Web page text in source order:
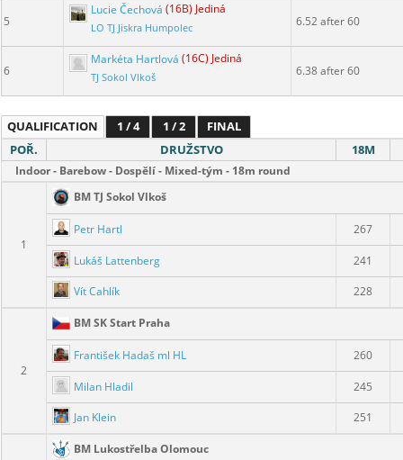
5
Lucie Čechová (16B) Jediná
LO TJ Jiskra Humpolec 6.52 after 60
6
Markéta Hartlová (16C) Jediná
TJ Sokol Vlkoš 6.38 after 60
QUALIFICATION 1 / 4 1 / 2
FINAL
POŘ.
DRUŽSTVO 18M
Indoor - Barebow - Dospělí - Mixed-tým - 18m round
1
BM TJ Sokol Vlkoš
Petr Hartl 267
Lukáš Lattenberg
241
Vít Cahlík
228
2
BM SK Start Praha
František Hadaš ml HL 260
Milan Hladil
245
Jan Klein
251
BM Lukostřelba Olomouc